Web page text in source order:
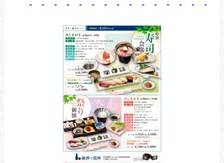
- - - - - - - - - - - - - - - -